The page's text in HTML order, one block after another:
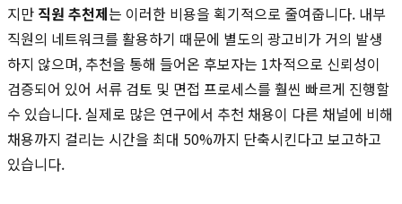
지만 직원 추천제는 이러한 비용을 획기적으로 줄여줍니다. 내부
직원의 네트워크를 활용하기 때문에 별도의 광고비가 거의 발생
하지 않으며, 추천을 통해 들어온 후보자는 1차적으로 신뢰성이
검증되어 있어 서류 검토 및 면접 프로세스를 훨씬 빠르게 진행할
수 있습니다. 실제로 많은 연구에서 추천 채용이 다른 채널에 비해
채용까지 걸리는 시간을 최대 50%까지 단축시킨다고 보고하고
있습니다.